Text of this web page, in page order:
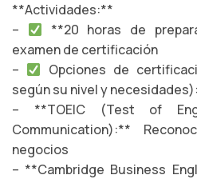
**Actividades:**
–
**20 horas de
examen de certificación
–
Opciones de
según su nivel y necesidades):
– **TOEIC (Test of
Communication):**
negocios
– **Cambridge Business